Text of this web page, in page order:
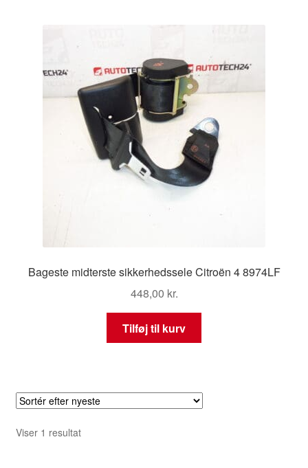
Levering
Vilkår og betingelser
Bageste midterste sikkerhedssele Citroën 4 8974LF
448,00 kr.
Tilføj til kurv
Viser 1 resultat